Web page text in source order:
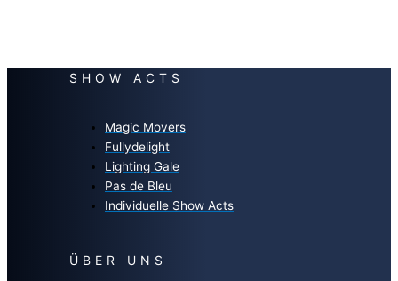
SHOW ACTS
Magic Movers
Fullydelight
Lighting Gale
Pas de Bleu
Individuelle Show Acts
ÜBER UNS